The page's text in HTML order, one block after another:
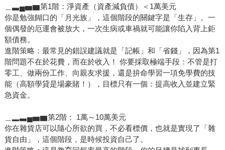
＿▃▄▅▆第1階：淨資產（資產減負債）＜1萬美元
你是勉強餬口的「月光族」，這個階段的關鍵字是「生存」。一
個偶發的厄運會被放大，一次生病或車禍就可能讓你陷入背上鉅
額債務。
進階策略：最常見的錯誤建議就是「記帳」和「省錢」，因為第1
階問題不在於花費，而在於收入！ 你要採取極端手段：不管是打
零工、做兩份工作、向親友求援，還是拚命學習一項免學費的技
能（高額學貸是場豪賭！），目標只有一個：提高收入並建立緊
急資金。
＿▂▃▄▅▆第2階： 1萬～10萬美元
你在雜貨店可以隨心所欲的買，不必看標價，也就是實現了「雜
貨自由」，這個階段，是時候投資自己了。